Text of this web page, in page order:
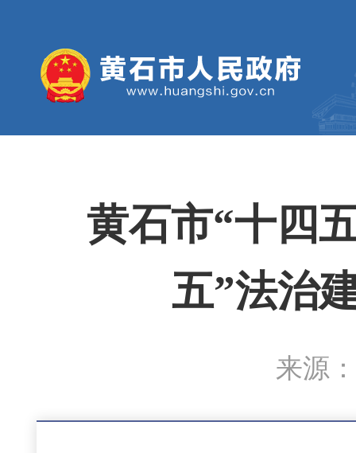
黄石市“十四
五”法治
来源